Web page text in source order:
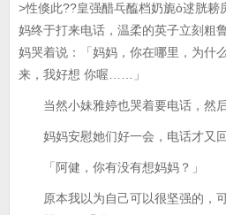
>性倏此??皇强醋乓醢档奶旎ò逑胱
妈终于打来电话，温柔的英子立刻粗
妈哭着说：「妈妈，你在哪里，为什
来，我好想 你喔……」
当然小妹雅婷也哭着要电话，然后
妈妈安慰她们好一会，电话才又回
「阿健，你有没有想妈妈？」
原本我以为自己可以很坚强的，